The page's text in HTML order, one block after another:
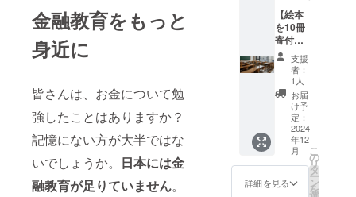
金融教育をもっと
身近に
皆さんは、お金について勉
強したことはありますか？
記憶にない方が大半ではな
いでしょうか。 日本には金
融教育が足りていません。
す。 ●
ステッ
カーの
サイ
ズ：
4cm×4
cmの正
円
【絵本
を10冊
寄付＋
お礼の
メッ
セー
ジ】 絵
本を10
冊、子
ども関
連施設
に寄付
しま
す。支
援者様
支援
者：
1人
お届
け予
定：
2024
年12
月
詳細を見る
こ
の
リ
タ
ー
ン
を